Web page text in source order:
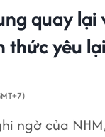
quay lại
thức yêu
ngờ của